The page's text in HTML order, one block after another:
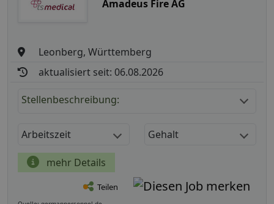
Amadeus Fire AG
Leonberg, Württemberg
aktualisiert seit: 06.08.2026
Stellenbeschreibung:
Arbeitszeit Gehalt
mehr Details
Teilen